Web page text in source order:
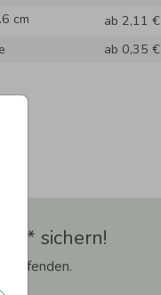
cm
ab 2,11 €
ab 0,35 €
sichern!